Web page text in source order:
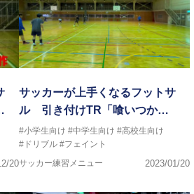
20
サッカーが上手くなるフットサ
ル 引き付けTR「喰いつか…
#小学生向け #中学生向け #高校生向け
#ドリブル #フェイント
サッカー練習メニュー
2023/01/20